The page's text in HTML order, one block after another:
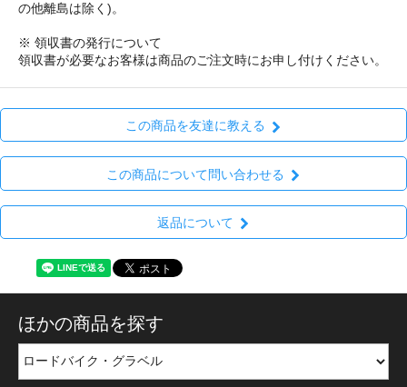
の他離島は除く)。
※ 領収書の発行について
領収書が必要なお客様は商品のご注文時にお申し付けください。
この商品を友達に教える
この商品について問い合わせる
返品について
ほかの商品を探す